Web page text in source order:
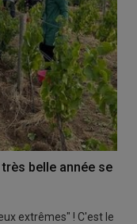
belle année se
extrêmes" ! C'est le